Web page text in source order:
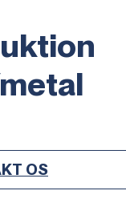
OS